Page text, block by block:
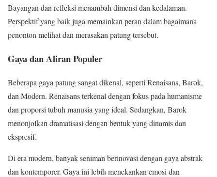
Bayangan dan refleksi menambah dimensi dan kedalaman.
Perspektif yang baik juga memainkan peran dalam bagaimana
penonton melihat dan merasakan patung tersebut.
Gaya dan Aliran Populer
Beberapa gaya patung sangat dikenal, seperti Renaisans, Barok,
dan Modern. Renaisans terkenal dengan fokus pada humanisme
dan proporsi tubuh manusia yang ideal. Sedangkan, Barok
menonjolkan dramatisasi dengan bentuk yang dinamis dan
ekspresif.
Di era modern, banyak seniman berinovasi dengan gaya abstrak
dan kontemporer. Gaya ini lebih menekankan emosi dan